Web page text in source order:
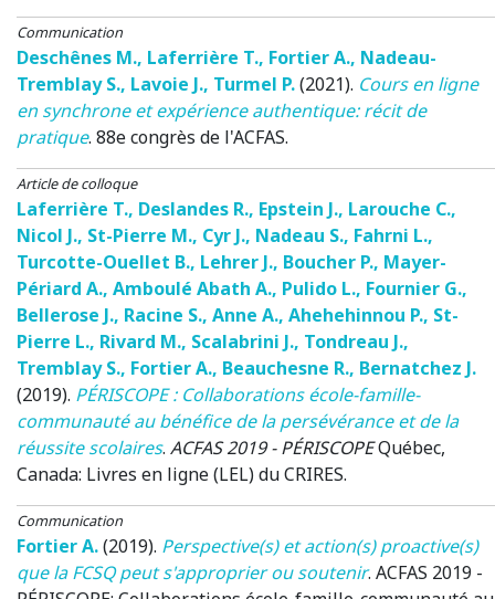
Communication
Deschênes M., Laferrière T., Fortier A., Nadeau-
Tremblay S., Lavoie J., Turmel P.(2021). Cours en ligne
en synchrone et expérience authentique: récit de
pratique. 88e congrès de l'ACFAS.
Article de colloque
Laferrière T., Deslandes R., Epstein J., Larouche C.,
Nicol J., St-Pierre M., Cyr J., Nadeau S., Fahrni L.,
Turcotte-Ouellet B., Lehrer J., Boucher P., Mayer-
Périard A., Amboulé Abath A., Pulido L., Fournier G.,
Bellerose J., Racine S., Anne A., Ahehehinnou P., St-
Pierre L., Rivard M., Scalabrini J., Tondreau J.,
Tremblay S., Fortier A., Beauchesne R., Bernatchez J.
(2019). PÉRISCOPE : Collaborations école-famille-
communauté au bénéfice de la persévérance et de la
réussite scolaires. ACFAS 2019 - PÉRISCOPEQuébec,
Canada: Livres en ligne (LEL) du CRIRES.
Communication
Fortier A.(2019). Perspective(s) et action(s) proactive(s)
que la FCSQ peut s'approprier ou soutenir. ACFAS 2019 -